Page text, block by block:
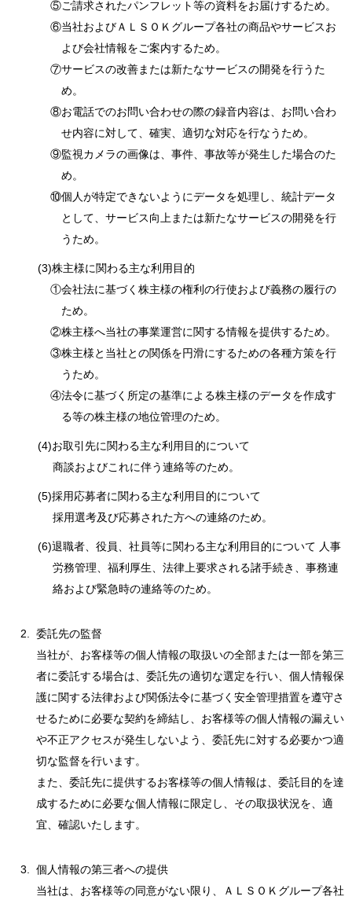
⑤ご請求されたパンフレット等の資料をお届けするため。
⑥当社およびＡＬＳＯＫグループ各社の商品やサービスお
よび会社情報をご案内するため。
⑦サービスの改善または新たなサービスの開発を行うた
め。
⑧お電話でのお問い合わせの際の録音内容は、お問い合わ
せ内容に対して、確実、適切な対応を行なうため。
⑨監視カメラの画像は、事件、事故等が発生した場合のた
め。
⑩個人が特定できないようにデータを処理し、統計データ
として、サービス向上または新たなサービスの開発を行
うため。
(3)株主様に関わる主な利用目的
①会社法に基づく株主様の権利の行使および義務の履行の
ため。
②株主様へ当社の事業運営に関する情報を提供するため。
③株主様と当社との関係を円滑にするための各種方策を行
うため。
④法令に基づく所定の基準による株主様のデータを作成す
る等の株主様の地位管理のため。
(4)お取引先に関わる主な利用目的について
商談およびこれに伴う連絡等のため。
(5)採用応募者に関わる主な利用目的について
採用選考及び応募された方への連絡のため。
(6)退職者、役員、社員等に関わる主な利用目的について 人事
労務管理、福利厚生、法律上要求される諸手続き、事務連
絡および緊急時の連絡等のため。
委託先の監督
当社が、お客様等の個人情報の取扱いの全部または一部を第三
者に委託する場合は、委託先の適切な選定を行い、個人情報保
護に関する法律および関係法令に基づく安全管理措置を遵守さ
せるために必要な契約を締結し、お客様等の個人情報の漏えい
や不正アクセスが発生しないよう、委託先に対する必要かつ適
切な監督を行います。
また、委託先に提供するお客様等の個人情報は、委託目的を達
成するために必要な個人情報に限定し、その取扱状況を、適
宜、確認いたします。
個人情報の第三者への提供
当社は、お客様等の同意がない限り、ＡＬＳＯＫグループ各社